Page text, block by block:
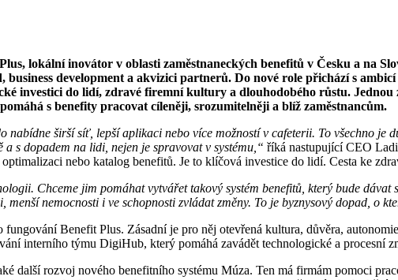
lokální inovátor v oblasti zaměstnaneckých benefitů v Česku a na
development a akvizici partnerů. Do nové role přichází s
investici do lidí, zdravé firemní kultury a dlouhodobého růstu.
s benefity pracovat cíleněji, srozumitelněji a blíž zaměstnancům.
nabídne širší síť, lepší aplikaci nebo více možností v cafeterii. To všechno je
s dopadem na lidi, nejen je spravovat v systému,“ říká nastupující CEO
nebo katalog benefitů. Je to klíčová investice do lidí. Cesta ke
Chceme jim pomáhat vytvářet takový systém benefitů, který bude
nemocnosti i ve schopnosti zvládat změny. To je byznysový dopad, o
Benefit Plus. Zásadní je pro něj otevřená kultura, důvěra,
interního týmu DigiHub, který pomáhá zavádět technologické a procesní
další rozvoj nového benefitního systému Múza. Ten má firmám pomoci